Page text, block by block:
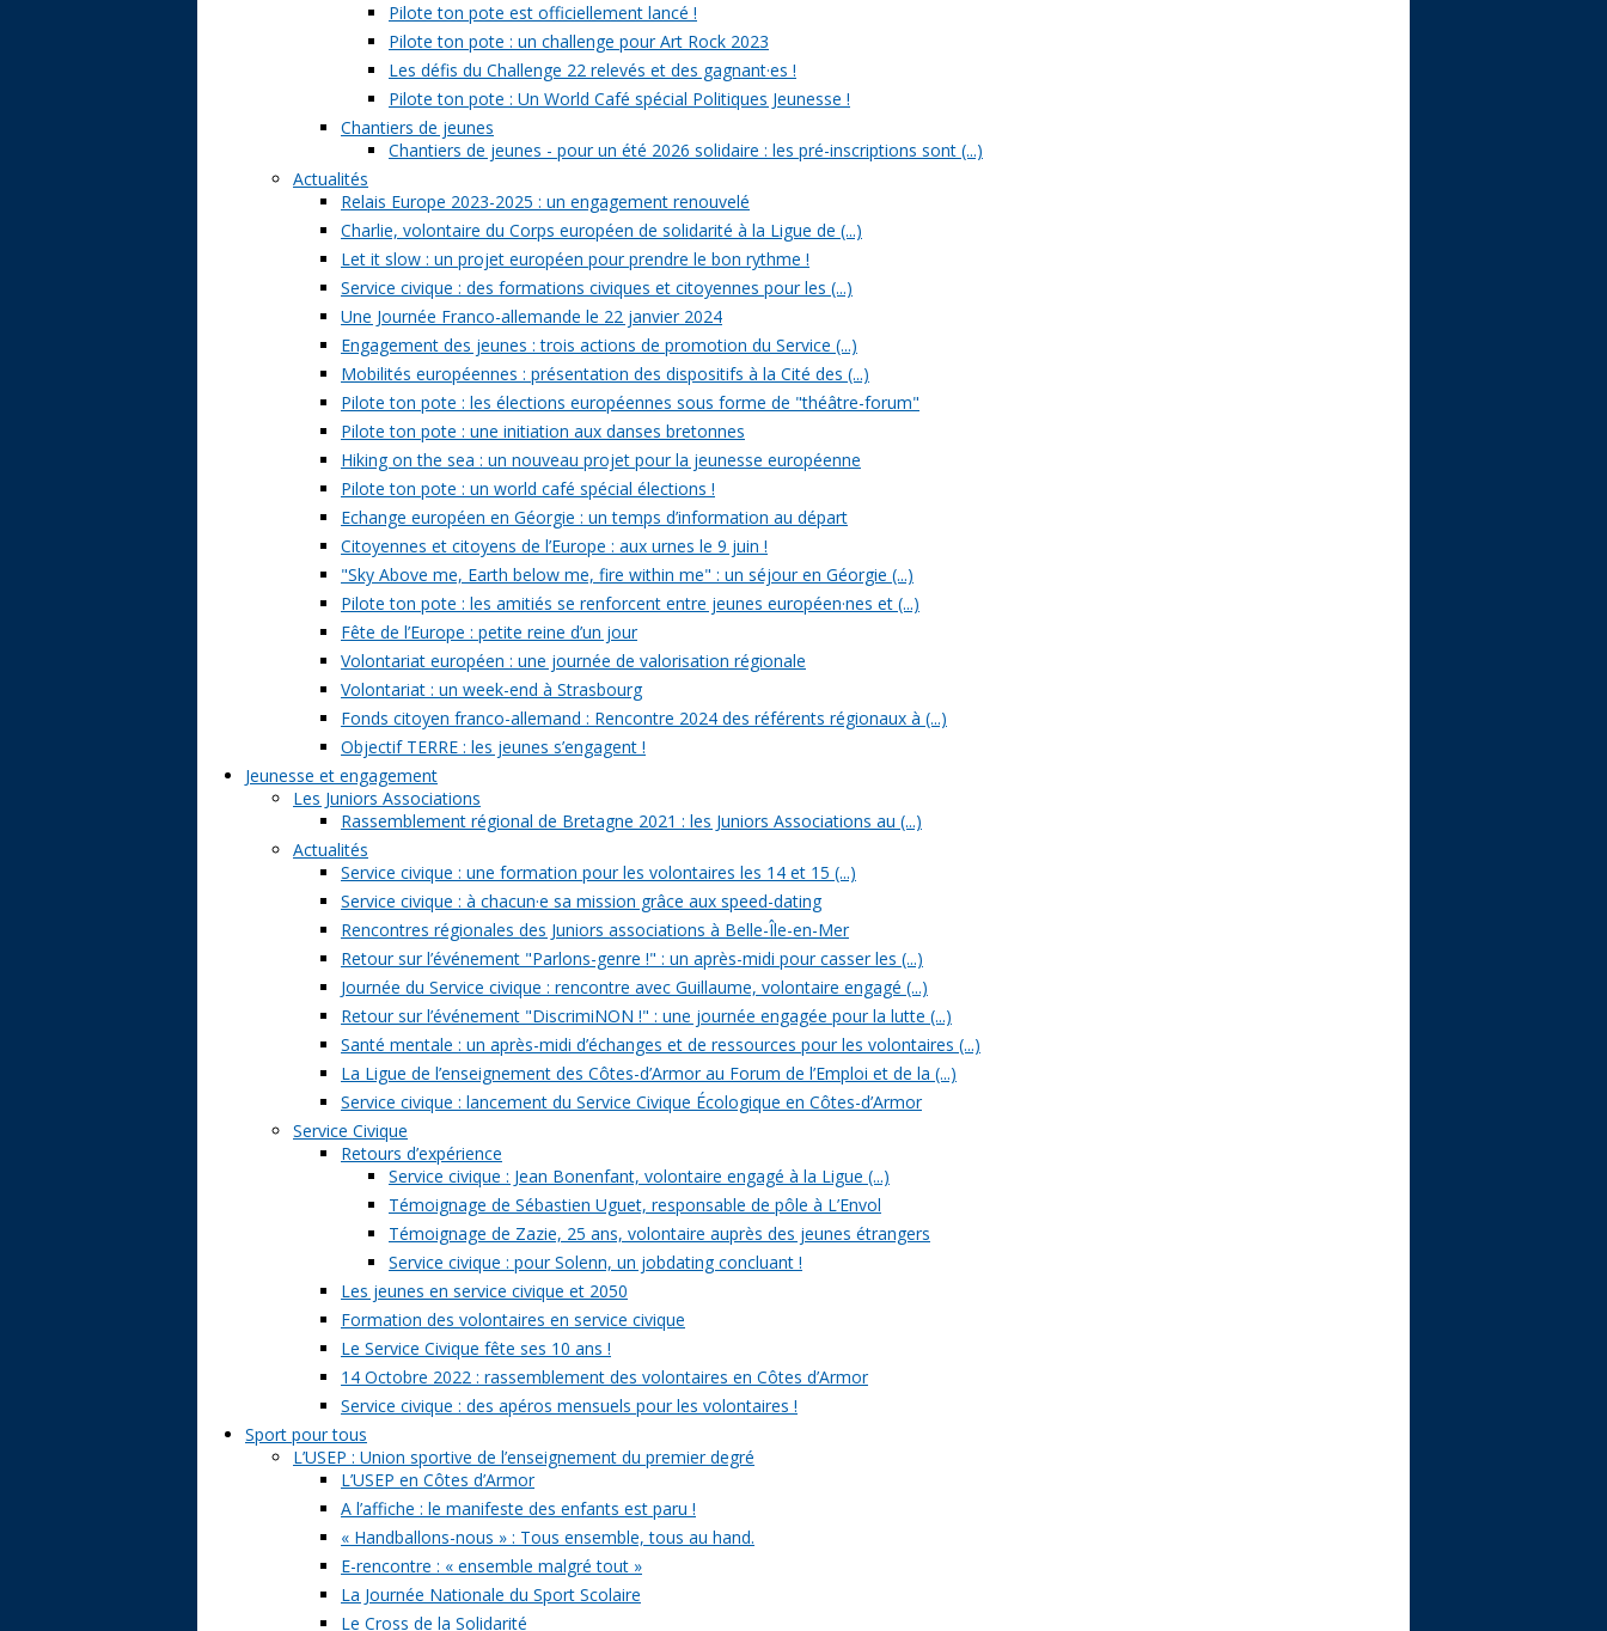
Pilote ton pote est officiellement lancé !
Pilote ton pote : un challenge pour Art Rock 2023
Les défis du Challenge 22 relevés et des gagnant·es !
Pilote ton pote : Un World Café spécial Politiques Jeunesse !
Chantiers de jeunes
Chantiers de jeunes - pour un été 2026 solidaire : les pré-inscriptions sont (...)
Actualités
Relais Europe 2023-2025 : un engagement renouvelé
Charlie, volontaire du Corps européen de solidarité à la Ligue de (...)
Let it slow : un projet européen pour prendre le bon rythme !
Service civique : des formations civiques et citoyennes pour les (...)
Une Journée Franco-allemande le 22 janvier 2024
Engagement des jeunes : trois actions de promotion du Service (...)
Mobilités européennes : présentation des dispositifs à la Cité des (...)
Pilote ton pote : les élections européennes sous forme de "théâtre-forum"
Pilote ton pote : une initiation aux danses bretonnes
Hiking on the sea : un nouveau projet pour la jeunesse européenne
Pilote ton pote : un world café spécial élections !
Echange européen en Géorgie : un temps d’information au départ
Citoyennes et citoyens de l’Europe : aux urnes le 9 juin !
"Sky Above me, Earth below me, fire within me" : un séjour en Géorgie (...)
Pilote ton pote : les amitiés se renforcent entre jeunes européen·nes et (...)
Fête de l’Europe : petite reine d’un jour
Volontariat européen : une journée de valorisation régionale
Volontariat : un week-end à Strasbourg
Fonds citoyen franco-allemand : Rencontre 2024 des référents régionaux à (...)
Objectif TERRE : les jeunes s’engagent !
Jeunesse et engagement
Les Juniors Associations
Rassemblement régional de Bretagne 2021 : les Juniors Associations au (...)
Actualités
Service civique : une formation pour les volontaires les 14 et 15 (...)
Service civique : à chacun·e sa mission grâce aux speed-dating
Rencontres régionales des Juniors associations à Belle-Île-en-Mer
Retour sur l’événement "Parlons-genre !" : un après-midi pour casser les (...)
Journée du Service civique : rencontre avec Guillaume, volontaire engagé (...)
Retour sur l’événement "DiscrimiNON !" : une journée engagée pour la lutte (...)
Santé mentale : un après-midi d’échanges et de ressources pour les volontaires (...)
La Ligue de l’enseignement des Côtes-d’Armor au Forum de l’Emploi et de la (...)
Service civique : lancement du Service Civique Écologique en Côtes-d’Armor
Service Civique
Retours d’expérience
Service civique : Jean Bonenfant, volontaire engagé à la Ligue (...)
Témoignage de Sébastien Uguet, responsable de pôle à L’Envol
Témoignage de Zazie, 25 ans, volontaire auprès des jeunes étrangers
Service civique : pour Solenn, un jobdating concluant !
Les jeunes en service civique et 2050
Formation des volontaires en service civique
Le Service Civique fête ses 10 ans !
14 Octobre 2022 : rassemblement des volontaires en Côtes d’Armor
Service civique : des apéros mensuels pour les volontaires !
Sport pour tous
L’USEP : Union sportive de l’enseignement du premier degré
L’USEP en Côtes d’Armor
A l’affiche : le manifeste des enfants est paru !
« Handballons-nous » : Tous ensemble, tous au hand.
E-rencontre : « ensemble malgré tout »
La Journée Nationale du Sport Scolaire
Le Cross de la Solidarité